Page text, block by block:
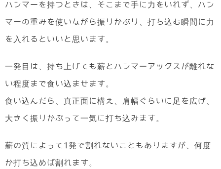
ハンマーを持つときは、そこまで手に力をいれず、ハン
マーの重みを使いながら振りかぶり、打ち込む瞬間に力
を入れるといいと思います。
一発目は、持ち上げても薪とハンマーアックスが離れな
い程度まで食い込ませます。
食い込んだら、真正面に構え、肩幅ぐらいに足を広げ、
大きく振りかぶって一気に打ち込みます。
薪の質によって1発で割れないこともありますが、何度
か打ち込めば割れます。